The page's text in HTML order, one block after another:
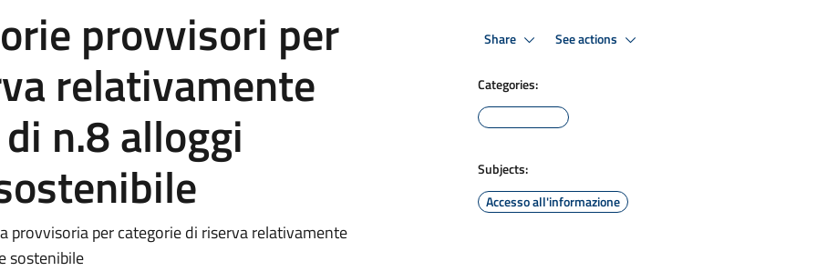
provvisori per
relativamente
n.8 alloggi
provvisoria per categorie di riserva relativamente
sostenibile
Share See actions
Categories:
Subjects:
Accesso all'informazione